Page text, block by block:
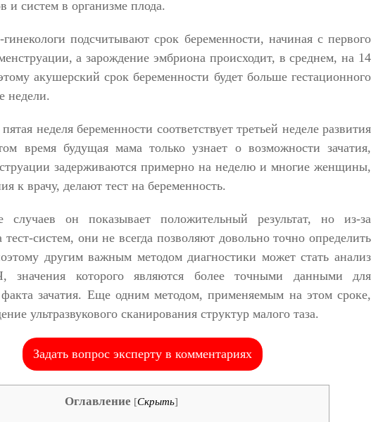
и систем в организме плода.
подсчитывают срок беременности, начиная с первого
а зарождение эмбриона происходит, в среднем, на 14
акушерский срок беременности будет больше гестационного
недели.
неделя беременности соответствует третьей неделе развития
время будущая мама только узнает о возможности зачатия,
задерживаются примерно на неделю и многие женщины,
к врачу, делают тест на беременность.
случаев он показывает положительный результат, но из-за
тест-систем, они не всегда позволяют довольно точно определить
другим важным методом диагностики может стать анализ
которого являются более точными данными для
зачатия. Еще одним методом, применяемым на этом сроке,
ультразвукового сканирования структур малого таза.
Задать вопрос эксперту в комментариях
Оглавление [Скрыть]